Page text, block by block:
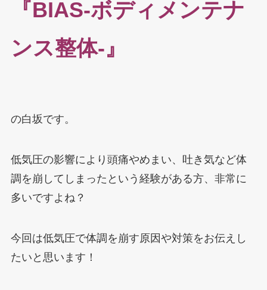
『BIAS‐ボディメンテナ
ンス整体‐』
の白坂です。
低気圧の影響により頭痛やめまい、吐き気など体
調を崩してしまったという経験がある方、非常に
多いですよね？
今回は低気圧で体調を崩す原因や対策をお伝えし
たいと思います！